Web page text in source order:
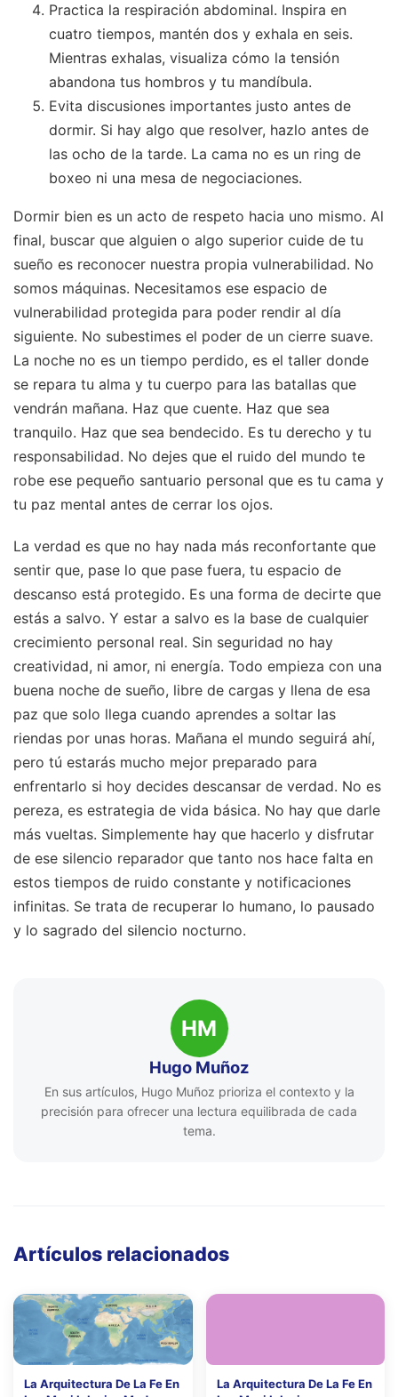
Practica la respiración abdominal. Inspira en
cuatro tiempos, mantén dos y exhala en seis.
Mientras exhalas, visualiza cómo la tensión
abandona tus hombros y tu mandíbula.
Evita discusiones importantes justo antes de
dormir. Si hay algo que resolver, hazlo antes de
las ocho de la tarde. La cama no es un ring de
boxeo ni una mesa de negociaciones.
Dormir bien es un acto de respeto hacia uno mismo. Al
final, buscar que alguien o algo superior cuide de tu
sueño es reconocer nuestra propia vulnerabilidad. No
somos máquinas. Necesitamos ese espacio de
vulnerabilidad protegida para poder rendir al día
siguiente. No subestimes el poder de un cierre suave.
La noche no es un tiempo perdido, es el taller donde
se repara tu alma y tu cuerpo para las batallas que
vendrán mañana. Haz que cuente. Haz que sea
tranquilo. Haz que sea bendecido. Es tu derecho y tu
responsabilidad. No dejes que el ruido del mundo te
robe ese pequeño santuario personal que es tu cama y
tu paz mental antes de cerrar los ojos.
La verdad es que no hay nada más reconfortante que
sentir que, pase lo que pase fuera, tu espacio de
descanso está protegido. Es una forma de decirte que
estás a salvo. Y estar a salvo es la base de cualquier
crecimiento personal real. Sin seguridad no hay
creatividad, ni amor, ni energía. Todo empieza con una
buena noche de sueño, libre de cargas y llena de esa
paz que solo llega cuando aprendes a soltar las
riendas por unas horas. Mañana el mundo seguirá ahí,
pero tú estarás mucho mejor preparado para
enfrentarlo si hoy decides descansar de verdad. No es
pereza, es estrategia de vida básica. No hay que darle
más vueltas. Simplemente hay que hacerlo y disfrutar
de ese silencio reparador que tanto nos hace falta en
estos tiempos de ruido constante y notificaciones
infinitas. Se trata de recuperar lo humano, lo pausado
y lo sagrado del silencio nocturno.
HM
Hugo Muñoz
En sus artículos, Hugo Muñoz prioriza el contexto y la
precisión para ofrecer una lectura equilibrada de cada
tema.
Artículos relacionados
La Arquitectura De La Fe En
La Arquitectura De La Fe En